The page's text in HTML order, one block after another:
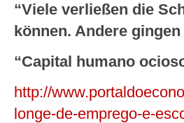
“Viele verließen die
können. Andere
“Capital humano
http://
longe-de-emprego-e-